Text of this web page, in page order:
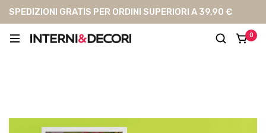
SPEDIZIONI GRATIS PER ORDINI SUPERIORI A 39,90 €
0